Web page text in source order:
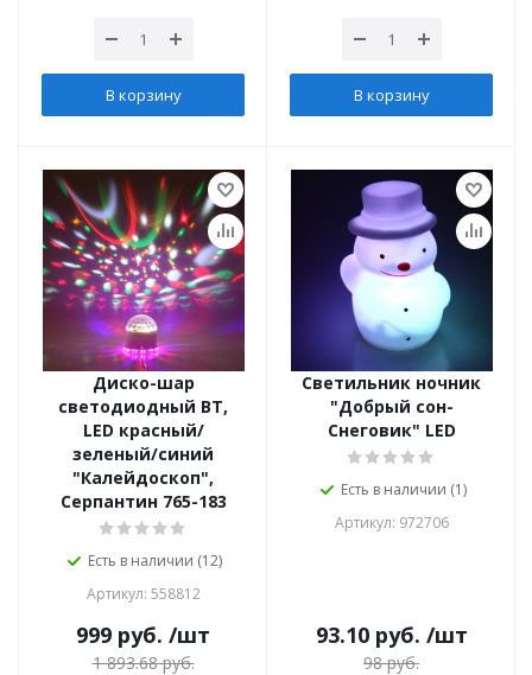
В корзину В корзину
Диско-шар
светодиодный ВТ,
LED красный/
зеленый/синий
"Калейдоскоп",
Серпантин 765-183
Есть в наличии (12)
Артикул: 558812
999 руб. /шт
1 893.68руб.
Светильник ночник
"Добрый сон-
Снеговик" LED
Есть в наличии (1)
Артикул: 972706
93.10руб. /шт
98руб.